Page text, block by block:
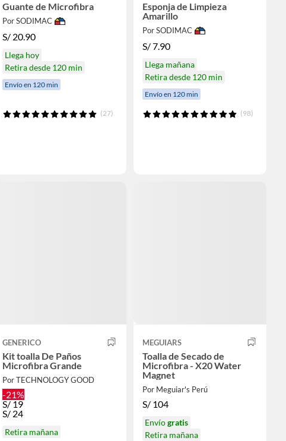
Guante de Microfibra
Por SODIMAC
S/ 20.90
Llega hoy
Retira desde 120 min
Envío en 120 min
(27)
Esponja de Limpieza
Amarillo
Por SODIMAC
S/7.90
Llega mañana
Retira desde 120 min
Envío en 120 min
(98)
GENERICO
Kit toalla De Paños
Microfibra Grande
Por TECHNOLOGY GOOD
-21%
S/19
S/ 24
Retira mañana
MEGUIARS
Toalla de Secado de
Microfibra - X20 Water
Magnet
Por Meguiar's Perú
S/ 104
Envíogratis
Retira mañana